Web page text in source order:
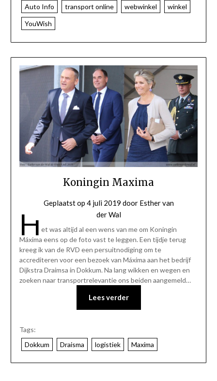
Auto Info
transport online webwinkel winkel
YouWish
Koningin Maxima
Geplaatst op 4 juli 2019 door Esther van
der Wal
H et was altijd al een wens van me om Koningin
Máxima eens op de foto vast te leggen. Een tijdje terug
kreeg ik van de RVD een persuitnodiging om te
accrediteren voor een bezoek van Máxima aan het bedrijf
Dijkstra Draimsa in Dokkum. Na lang wikken en wegen en
zoeken naar transportrelevantie ons beiden aangemeld…
Lees verder
Tags:
Dokkum
Draisma logistiek Maxima